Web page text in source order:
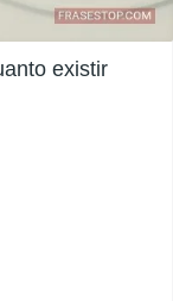
existir